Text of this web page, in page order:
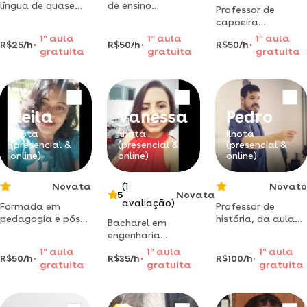
língua de quase
te ensinar
R$25/h
1 aaula
gratuita
de ensino
uma forma
dinâmica e
R$50/h
1 a aula
gratuita
Professor de
capoeira
qualificado para
ministrar aulas
para crianças a
3ª melhor idade
R$50/h
1 aaula
gratuita
Keila
Ilhota
(presencial &
online)
Novata
Formada em
pedagogia e pós
letramento. já
ministrei aula de
alunos com
R$50/h
1 aaula
gratuita
Vanessa
Ilhota
(presencial &
online)
5
(1
avaliação)
Novata
Bacharel em
engenharia
química, com
experiência na
indústria têxtil.
desde nível médio
R$35/h
1 a aula
gratuita
Pedro
Ilhota
(presencial &
online)
Novato
Professor de
história, da aula
em história.
R$100/h
1 a aula
gratuita